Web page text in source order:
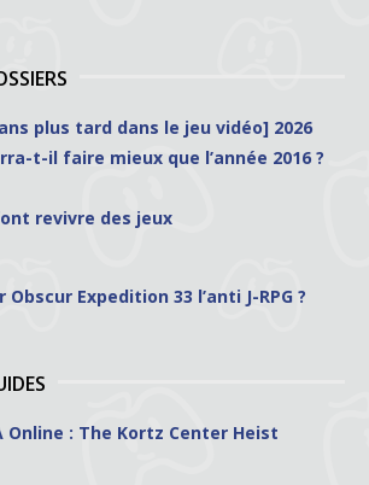
plus tard dans le jeu vidéo] 2026
t-il faire mieux que l’année 2016 ?
revivre des jeux
Obscur Expedition 33 l’anti J-RPG ?
Online : The Kortz Center Heist